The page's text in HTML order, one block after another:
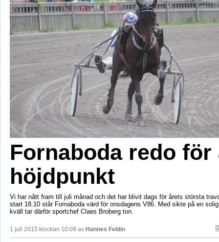
Fornaboda redo för
höjdpunkt
Vi har nått fram till juli månad och det har blivit dags för årets största
start 18.10 står Fornaboda värd för onsdagens V86. Med sikte på en
kväll tar därför sportchef Claes Broberg ton.
1 juli 2015 klockan 10:09 av Hannes Feldin